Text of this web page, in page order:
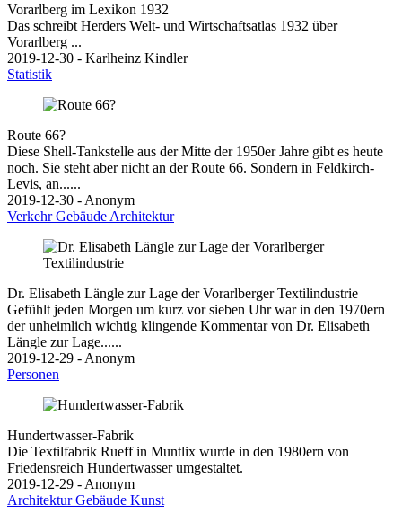
Vorarlberg im Lexikon 1932
Das schreibt Herders Welt- und Wirtschaftsatlas 1932 über
Vorarlberg ...
2019-12-30 - Karlheinz Kindler
Statistik
Route 66?
Diese Shell-Tankstelle aus der Mitte der 1950er Jahre gibt es heute
noch. Sie steht aber nicht an der Route 66. Sondern in Feldkirch-
Levis, an......
2019-12-30 - Anonym
VerkehrGebäude Architektur
Dr. Elisabeth Längle zur Lage der Vorarlberger Textilindustrie
Gefühlt jeden Morgen um kurz vor sieben Uhr war in den 1970ern
der unheimlich wichtig klingende Kommentar von Dr. Elisabeth
Längle zur Lage......
2019-12-29 - Anonym
Personen
Hundertwasser-Fabrik
Die Textilfabrik Rueff in Muntlix wurde in den 1980ern von
Friedensreich Hundertwasser umgestaltet.
2019-12-29 - Anonym
ArchitekturGebäude Kunst